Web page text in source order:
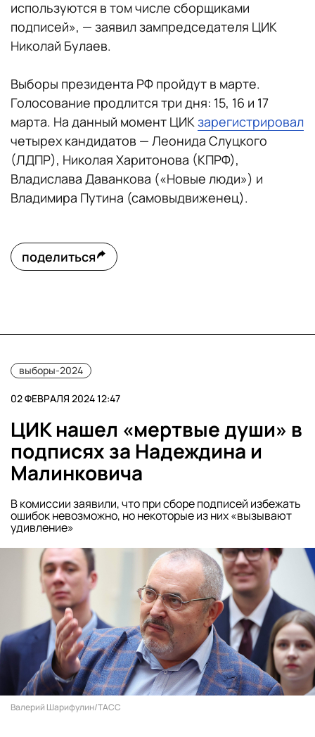
используются в том числе сборщиками
подписей», — заявил зампредседателя ЦИК
Николай Булаев.
Выборы президента РФ пройдут в марте.
Голосование продлится три дня: 15, 16 и 17
марта. На данный момент ЦИКзарегистрировал
четырех кандидатов — Леонида Слуцкого
(ЛДПР), Николая Харитонова (КПРФ),
Владислава Даванкова («Новые люди») и
Владимира Путина (самовыдвиженец).
поделиться
выборы-2024
02 ФЕВРАЛЯ 2024 12:47
ЦИК нашел «мертвые души» в
подписях за Надеждина и
Малинковича
В комиссии заявили, что при сборе подписей избежать
ошибок невозможно, но некоторые из них «вызывают
удивление»
Валерий Шарифулин/ТАСС